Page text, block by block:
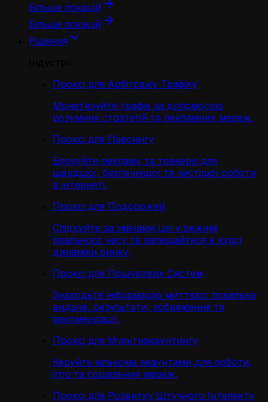
Більше локацій
Більше локацій
Рішення
Проксі для Арбітражу Трафіку
Монетизуйте трафік за допомогою
розумних стратегій та рекламних мереж.
Проксі для Парсингу
Блокуйте рекламу та трекери для
швидшої, безпечнішої та чистішої роботи
в інтернеті.
Проксі для Подорожей
Слідкуйте за змінами цін у режимі
реального часу та залишайтеся в курсі
динаміки ринку.
Проксі для Пошукових Систем
Знаходьте інформацію миттєво: локальна
видача, результати, зображення та
рекомендації.
Проксі для Мультиакаунтингу
Керуйте кількома акаунтами для роботи,
ігор та соціальних мереж.
Проксі для Розвитку Штучного Інтелекту